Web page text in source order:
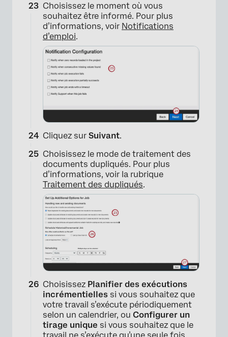
×
Choisissez le moment où vous
souhaitez être informé. Pour plus
d’informations, voir Notifications
d’emploi.
Cliquez sur Suivant.
Choisissez le mode de traitement des
documents dupliqués. Pour plus
d’informations, voir la rubrique
Traitement des dupliqués.
Choisissez Planifier des exécutions
incrémentielles si vous souhaitez que
votre travail s’exécute périodiquement
selon un calendrier, ou Configurer un
tirage unique si vous souhaitez que le